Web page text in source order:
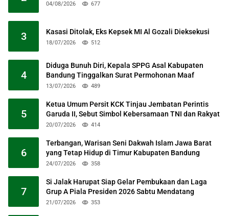
04/08/2026 677
3 Kasasi Ditolak, Eks Kepsek MI Al Gozali Dieksekusi
18/07/2026 512
4
Diduga Bunuh Diri, Kepala SPPG Asal Kabupaten
Bandung Tinggalkan Surat Permohonan Maaf
13/07/2026 489
5
Ketua Umum Persit KCK Tinjau Jembatan Perintis
Garuda II, Sebut Simbol Kebersamaan TNI dan Rakyat
20/07/2026 414
6
Terbangan, Warisan Seni Dakwah Islam Jawa Barat
yang Tetap Hidup di Timur Kabupaten Bandung
24/07/2026 358
7
Si Jalak Harupat Siap Gelar Pembukaan dan Laga
Grup A Piala Presiden 2026 Sabtu Mendatang
21/07/2026 353